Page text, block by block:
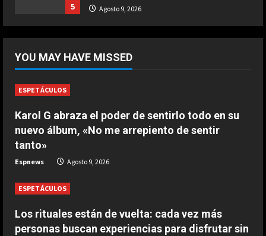
5
5 Agosto 9, 2026
campo para agredir a los jugadores
tras un penalti
2
Osimhen la lía ante el Villarreal: le
tienen que sujetar entre varios
Agosto 9, 2026
El PSV se la pega en el debut
Agosto 9, 2026
YOU MAY HAVE MISSED
ESPETÁCULOS
Karol G abraza el poder de sentirlo todo en su
nuevo álbum, «No me arrepiento de sentir
tanto»
Espnews Agosto 9, 2026
ESPETÁCULOS
Los rituales están de vuelta: cada vez más
personas buscan experiencias para disfrutar sin